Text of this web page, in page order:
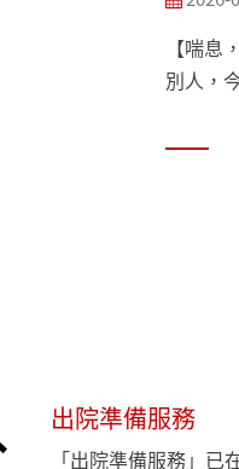
【喘
別人，
出院準備服務
「出院準備服務」